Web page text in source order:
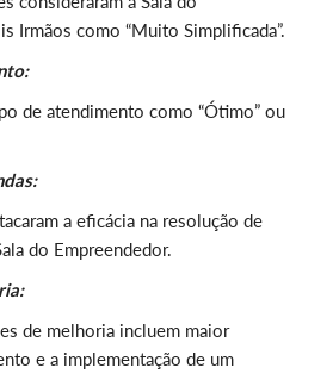
Irmãos como “Muito Simplificada”.
de atendimento como “Ótimo” ou
a eficácia na resolução de
do Empreendedor.
de melhoria incluem maior
e a implementação de um